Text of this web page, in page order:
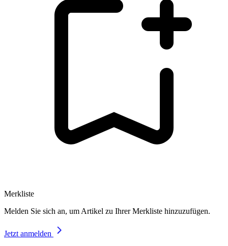
Merkliste
Melden Sie sich an, um Artikel zu Ihrer Merkliste hinzuzufügen.
Jetzt anmelden